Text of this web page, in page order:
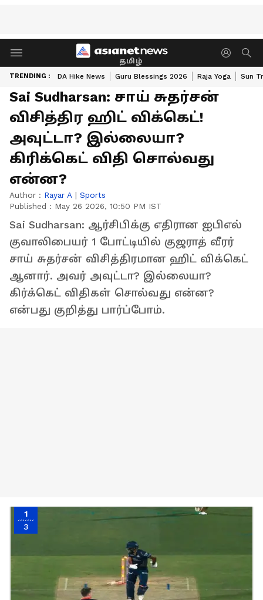
தமிழ்
TRENDING : DA Hike News Guru Blessings 2026 Raja Yoga Sun
Sai Sudharsan: சாய் சுதர்சன்
விசித்திர ஹிட் விக்கெட்!
அவுட்டா? இல்லையா?
கிரிக்கெட் விதி சொல்வது
என்ன?
Author : Rayar A | Sports
Published : May 26 2026, 10:50 PM IST
Sai Sudharsan: ஆர்சிபிக்கு எதிரான ஐபிஎல்
குவாலிபையர் 1 போட்டியில் குஜராத் வீரர்
சாய் சுதர்சன் விசித்திரமான ஹிட் விக்கெட்
ஆனார். அவர் அவுட்டா? இல்லையா?
கிர்க்கெட் விதிகள் சொல்வது என்ன?
என்பது குறித்து பார்ப்போம்.
1
3